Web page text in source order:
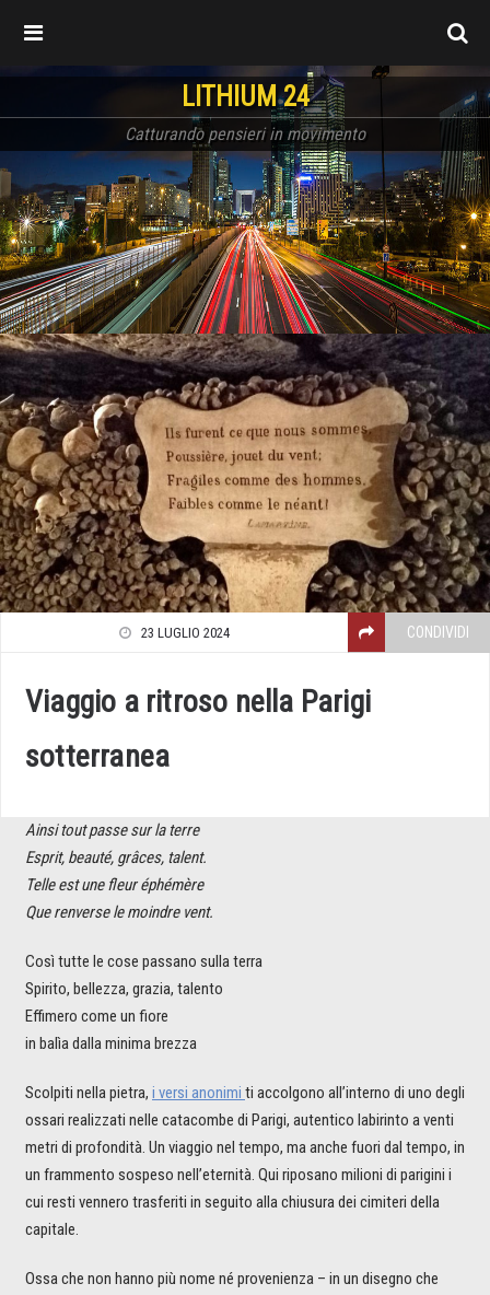
LITHIUM 24
Catturando pensieri in movimento
23 LUGLIO 2024 CONDIVIDI
Viaggio a ritroso nella Parigi
sotterranea
Ainsi tout passe sur la terre
Esprit, beauté, grâces, talent.
Telle est une fleur éphémère
Que renverse le moindre vent.
Così tutte le cose passano sulla terra
Spirito, bellezza, grazia, talento
Effimero come un fiore
in balìa dalla minima brezza
Scolpiti nella pietra, i versi anonimi ti accolgono all’interno di uno degli
ossari realizzati nelle catacombe di Parigi, autentico labirinto a venti
metri di profondità. Un viaggio nel tempo, ma anche fuori dal tempo, in
un frammento sospeso nell’eternità. Qui riposano milioni di parigini i
cui resti vennero trasferiti in seguito alla chiusura dei cimiteri della
capitale.
Ossa che non hanno più nome né provenienza – in un disegno che